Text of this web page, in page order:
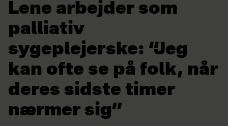
Lene arbejder som
palliativ
sygeplejerske: “Jeg
kan ofte se på folk, når
deres sidste timer
nærmer sig”